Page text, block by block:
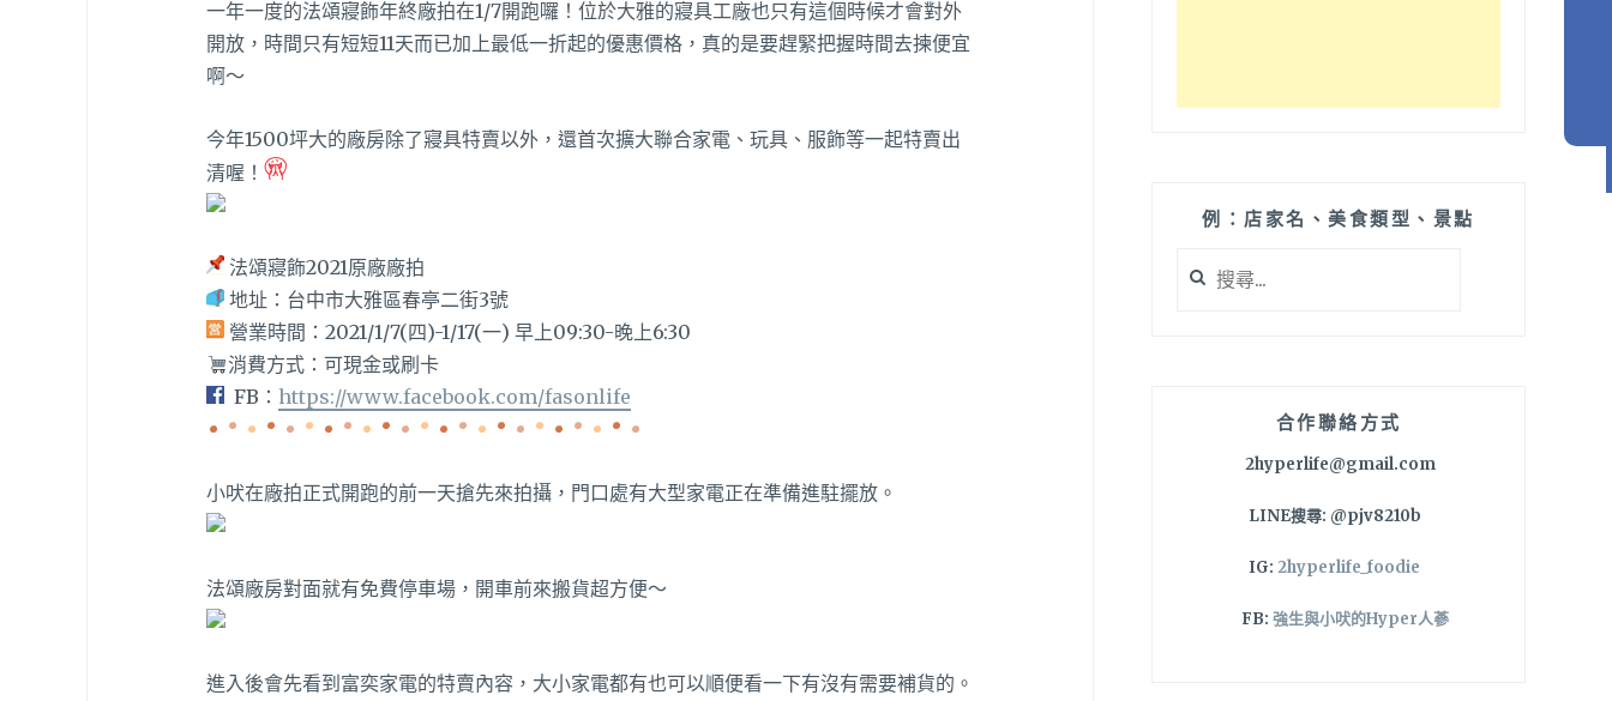
一年一度的法頌寢飾年終廠拍在1/7開跑囉！位於大雅的寢具工廠也只有這個時候才會對外
開放，時間只有短短11天而已加上最低一折起的優惠價格，真的是要趕緊把握時間去揀便宜
啊～
今年1500坪大的廠房除了寢具特賣以外，還首次擴大聯合家電、玩具、服飾等一起特賣出
清喔！
法頌寢飾2021原廠廠拍
地址： 台中市大雅區春亭二街3號
營業時間：2021/1/7(四)-1/17(一) 早上09:30-晚上6:30
消費方式：可現金或刷卡
FB： https://www.facebook.com/fasonlife
小吠在廠拍正式開跑的前一天搶先來拍攝，門口處有大型家電正在準備進駐擺放。
法頌廠房對面就有免費停車場，開車前來搬貨超方便～
進入後會先看到富奕家電的特賣內容，大小家電都有也可以順便看一下有沒有需要補貨的。
例：店家名、美食類型、景點
尋
合作聯絡方式
2hyperlife@gmail.com
LINE搜尋: @pjv8210b
IG: 2hyperlife_foodie
FB: 強生與小吠的Hyper人蔘